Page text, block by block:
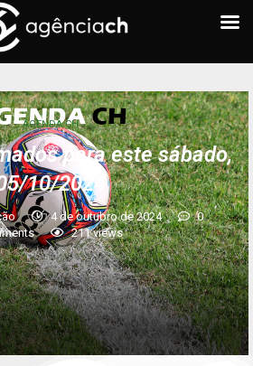
AGENDA CH
para este sábado,
10/2024
4 de outubro de 2024
0
211views